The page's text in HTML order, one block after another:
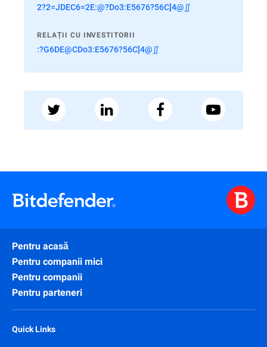
2?2=JDEC6=2E:@?Do3:E5676?56C]4@∬
RELAȚII CU INVESTITORII
:?G6DE@CDo3:E5676?56C]4@∬
Pentru acasă
Pentru companii mici
Pentru companii
Pentru parteneri
Quick Links